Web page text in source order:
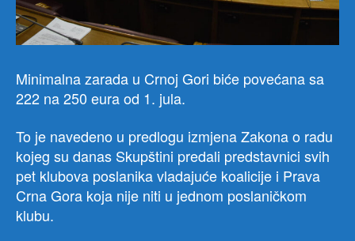
Minimalna zarada u Crnoj Gori biće povećana sa
222 na 250 eura od 1. jula.
To je navedeno u predlogu izmjena Zakona o radu
kojeg su danas Skupštini predali predstavnici svih
pet klubova poslanika vladajuće koalicije i Prava
Crna Gora koja nije niti u jednom poslaničkom
klubu.